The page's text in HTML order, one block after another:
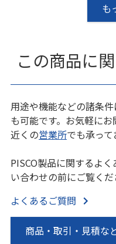
も
この商品に
用途や機能などの諸条
も可能です。お気軽にお
近くの営業所でも承って
PISCO製品に関するよ
い合わせの前にご覧くだ
よくあるご質問
商品・取引・見積な